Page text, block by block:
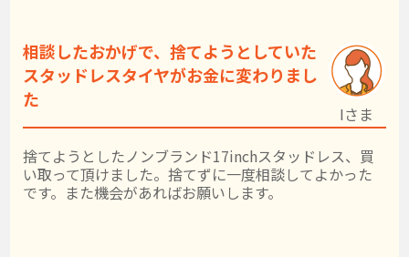
相談したおかげで、捨てようとしていた
スタッドレスタイヤがお金に変わりまし
た
捨てようとしたノンブランド17inchスタッドレス、買
い取って頂けました。捨てずに一度相談してよかった
です。また機会があればお願いします。
Iさま